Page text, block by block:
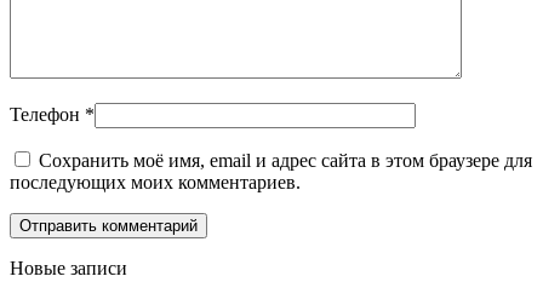
Телефон *
Сохранить моё имя, email и адрес сайта в этом браузере для
последующих моих комментариев.
Новые записи